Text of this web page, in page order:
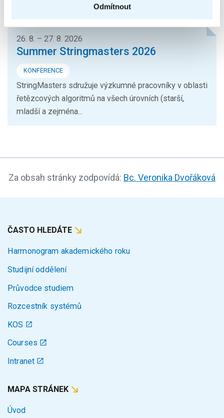
Odmítnout
přijít poslechnout na mezinárodní...
26. 8. – 27. 8. 2026
Summer Stringmasters 2026
KONFERENCE
StringMasters sdružuje výzkumné pracovníky v oblasti
řetězcových algoritmů na všech úrovních (starší,
mladší a zejména...
Za obsah stránky zodpovídá: Bc. Veronika Dvořáková
ČASTO HLEDÁTE
Harmonogram akademického roku
Studijní oddělení
Průvodce studiem
Rozcestník systémů
KOS
Courses
Intranet
MAPA STRÁNEK
Úvod